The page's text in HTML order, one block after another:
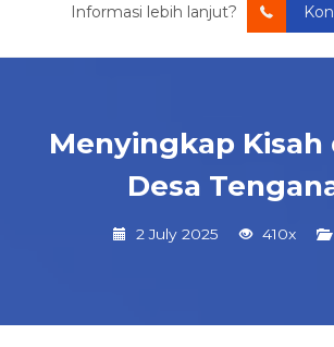
Informasi lebih lanjut?
Menyingkap Kisah
Desa
2 July 2025 410x